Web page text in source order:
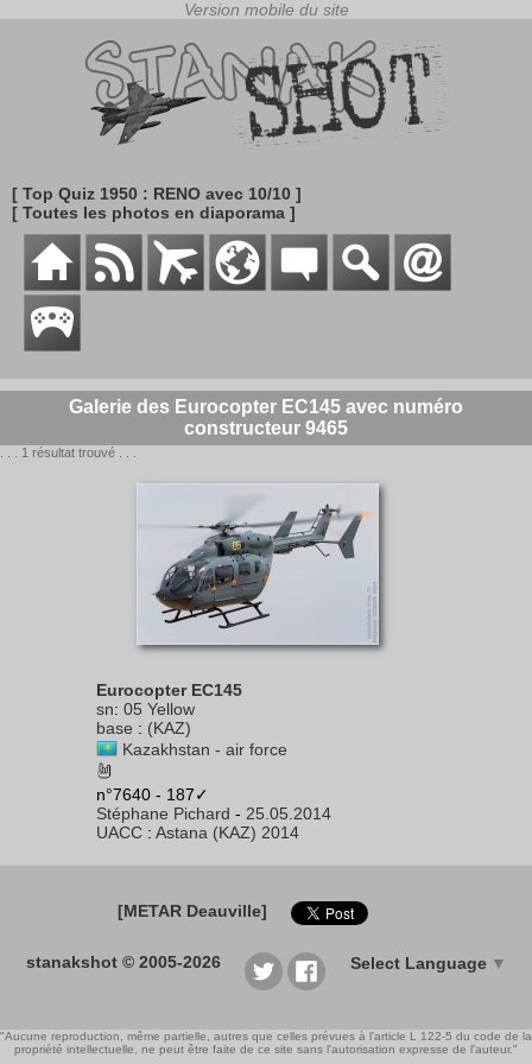
[ Top Quiz 1950 : RENO avec 10/10 ]
[ Toutes les photos en diaporama ]
Galerie des Eurocopter EC145 avec numéro
constructeur 9465
. . . 1 résultat trouvé . . .
Eurocopter EC145
sn: 05 Yellow
base : (KAZ)
Kazakhstan - air force
n°7640 - 187✓
Stéphane Pichard - 25.05.2014
UACC : Astana (KAZ) 2014
[METAR Deauville]
stanakshot © 2005-2026 Select Language ▼
"Aucune reproduction, même partielle, autres que celles prévues à l'article L 122-5 du code de la
propriété intellectuelle, ne peut être faite de ce site sans l'autorisation expresse de l'auteur."